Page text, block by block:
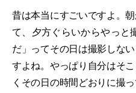
昔は本当にすごいですよ。
て、夕方ぐらいからやっと
だ」ってその日は撮影しな
すよね。やっぱり自分はそ
くその日の時間どおりに撮